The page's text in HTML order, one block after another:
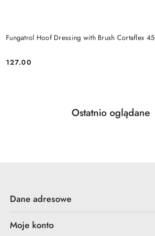
Fungatrol Hoof Dressing with Brush Cortaflex
Cena:
127.00
Pomiń karuzelę produktów
Produkty
Ostatnio oglądane
Dane adresowe
Moje konto